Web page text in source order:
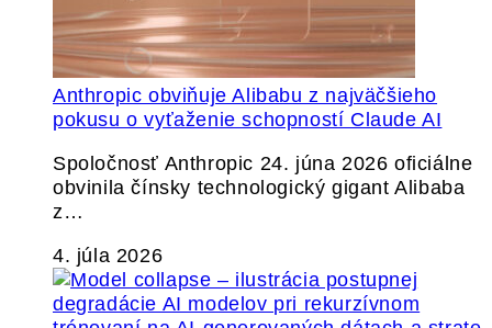
Anthropic obviňuje Alibabu z najväčšieho
pokusu o vyťaženie schopností Claude AI
Spoločnosť Anthropic 24. júna 2026 oficiálne
obvinila čínsky technologický gigant Alibaba
z…
4. júla 2026